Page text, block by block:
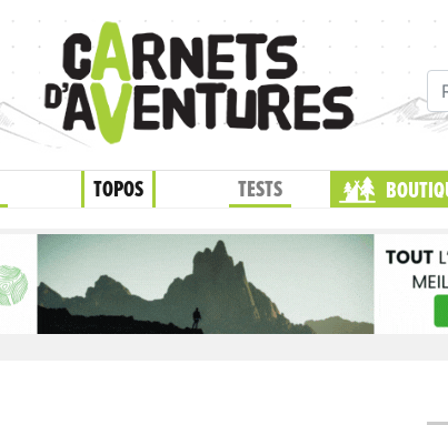
TOPOS TESTS